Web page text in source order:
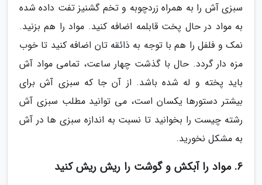
سبزی آش را به همراه زردچوبه و تخم گشنیز تفت داده شده
به مواد در حال پخت قابلمه اضافه کنید. مواد را هم بزنید.
نمک و فلفل را هم با توجه به ذائقه تان اضافه کنید تا خوب
مزه دار گردد. حال با گذشت چهار ساعت، تمامی مواد آش
باید پخته و له شده باشد. از آن جا که سبزی آش برای
بیشتر دستورها یکسان است، می توانید مطلب سبزی آش
رشته چیست را بخوانید تا نسبت به اندازه سبزی ها در آش
به مشکل نخورید.
6. مواد را آبکش و گوشت را ریش ریش کنید